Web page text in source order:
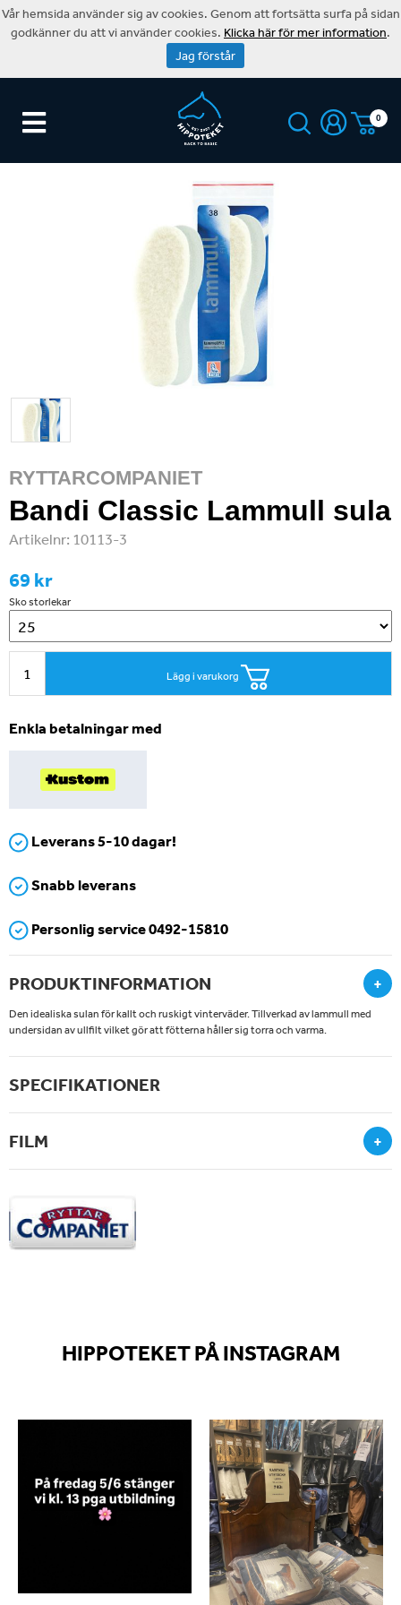
0
RYTTARCOMPANIET
Bandi Classic Lammull sula
Artikelnr: 10113-3
69 kr
Sko storlekar
Lägg i varukorg
Enkla betalningar med
Leverans 5-10 dagar!
Snabb leverans
Personlig service 0492-15810
PRODUKTINFORMATION +
Den idealiska sulan för kallt och ruskigt vinterväder. Tillverkad av lammull med
undersidan av ullfilt vilket gör att fötterna håller sig torra och varma.
SPECIFIKATIONER
FILM +
HIPPOTEKET PÅ INSTAGRAM
Vår hemsida använder sig av cookies. Genom att fortsätta surfa på sidan
godkänner du att vi använder cookies. Klicka här för mer information.
Jag förstår